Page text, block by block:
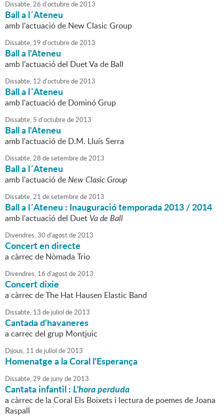
Dissabte,26 d'octubrede2013
Ball a l´Ateneu
amb l'actuació de New Clasic Group
Dissabte, 19 d'octubrede2013
Ball a l'Ateneu
amb l'actuació del Duet Va de Ball
Dissabte, 12 d'octubrede2013
Ball a l´Ateneu
amb l'actuació de Dominó Grup
Dissabte, 5 d'octubrede2013
Ball a l'Ateneu
amb l'actuació de D.M. Lluís Serra
Dissabte,28 desetembrede2013
Ball a l´Ateneu
amb l'actuació deNew Clasic Group
Dissabte,21 desetembrede2013
Ball a l´Ateneu : Inauguració temporada 2013 / 2014
amb l'actuació del Duet Va de Ball
Divendres,30 d'agostde2013
Concert en directe
a càrrec de Nòmada Trio
Divendres, 16 d'agostde2013
Concert dixie
a càrrec de The Hat Hausen Elastic Band
Dissabte, 13 de juliol de2013
Cantada d'havaneres
a carrec del grup Montjuic
Dijous, 11 de juliol de2013
Homenatge a la Coral l'Esperança
Dissabte,29 de junyde2013
Cantata infantil :L'hora perduda
a càrrec de la Coral Els Boixets i lectura de poemes de Joana
Raspall